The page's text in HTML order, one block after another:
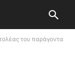
του παράγοντα